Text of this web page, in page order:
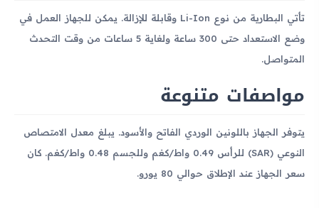
تأتي البطارية من نوع Li-Ion وقابلة للإزالة. يمكن للجهاز العمل في
وضع الاستعداد حتى 300 ساعة ولغاية 5 ساعات من وقت التحدث
المتواصل.
مواصفات متنوعة
يتوفر الجهاز باللونين الوردي الفاتح والأسود. يبلغ معدل الامتصاص
النوعي (SAR) للرأس 0.49 واط/كغم وللجسم 0.48 واط/كغم. كان
سعر الجهاز عند الإطلاق حوالي 80 يورو.